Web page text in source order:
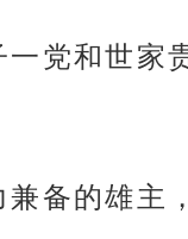
党和世家
备的雄主